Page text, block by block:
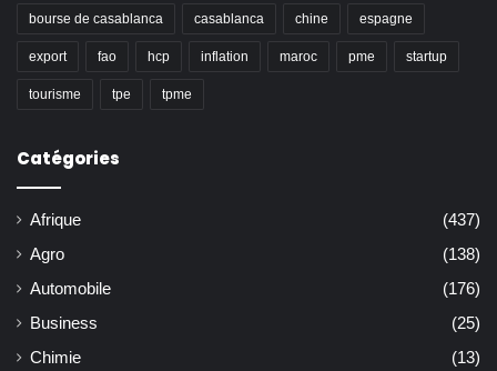
bourse de casablanca casablanca chine espagne
export fao hcp inflation maroc pme startup
tourisme tpe tpme
Catégories
Afrique
(437)
Agro
(138)
Automobile
(176)
Business
(25)
Chimie
(13)